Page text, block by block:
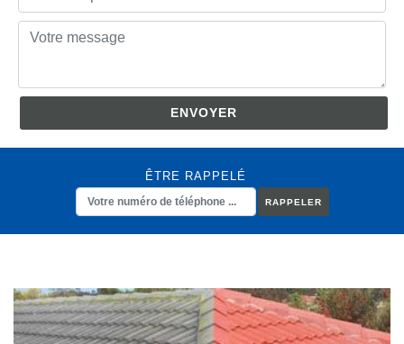
ÊTRE RAPPELÉ